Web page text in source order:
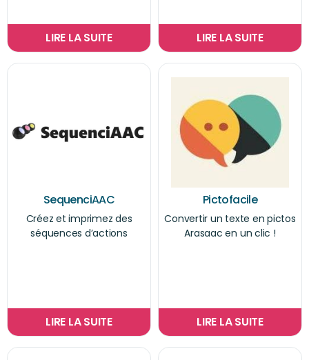
LIRE LA SUITE LIRE LA SUITE
SequenciAAC
Créez et imprimez des
séquences d’actions
LIRE LA SUITE
Pictofacile
Convertir un texte en pictos
Arasaac en un clic !
LIRE LA SUITE